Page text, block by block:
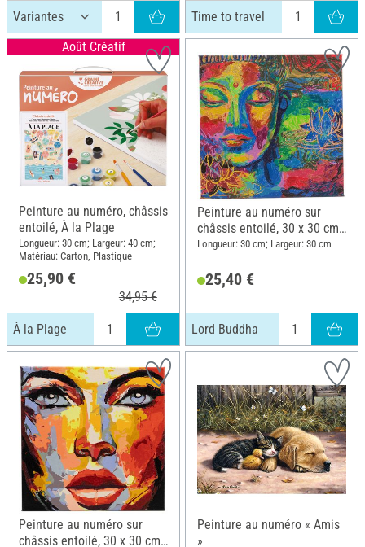
Time to travel
Août Créatif
Peinture au numéro, châssis
entoilé, À la Plage
Longueur: 30 cm; Largeur: 40 cm;
Matériau: Carton, Plastique
25,90 €
34,95 €
À la Plage
Peinture au numéro sur
châssis entoilé, 30 x 30 cm,
Lord Buddha
Longueur: 30 cm; Largeur: 30 cm
25,40 €
Lord Buddha
Peinture au numéro sur
châssis entoilé, 30 x 30 cm,
Peinture au numéro « Amis
»